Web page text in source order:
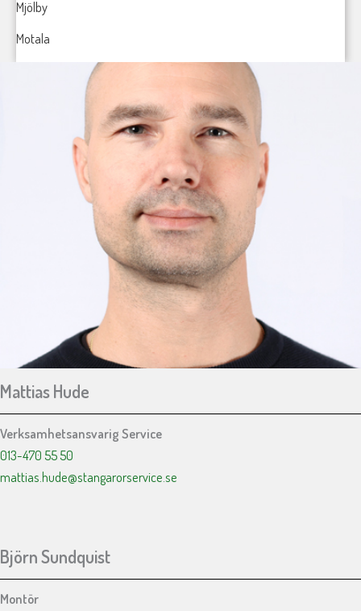
Mjölby
Motala
Mattias Hude
Verksamhetsansvarig Service
013-470 55 50
mattias.hude@stangarorservice.se
Björn Sundquist
Montör